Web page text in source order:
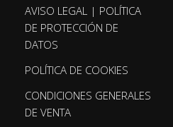
AVISO LEGAL | POLÍTICA
DE PROTECCIÓN DE
DATOS
POLÍTICA DE COOKIES
CONDICIONES GENERALES
DE VENTA